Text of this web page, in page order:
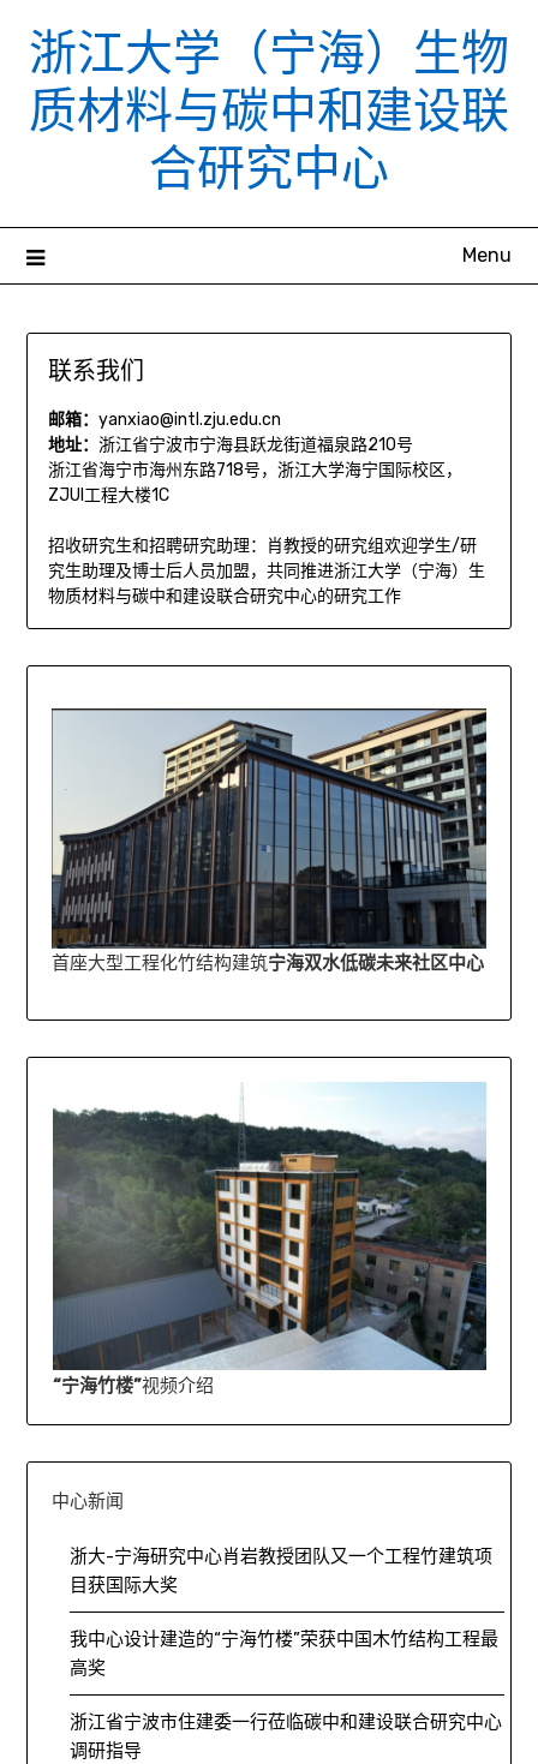
content
浙江大学（宁海）生物
质材料与碳中和建设联
合研究中心
Menu
联系我们
邮箱： yanxiao@intl.zju.edu.cn
地址： 浙江省宁波市宁海县跃龙街道福泉路210号
浙江省海宁市海州东路718号，浙江大学海宁国际校区，
ZJUI工程大楼1C
招收研究生和招聘研究助理：肖教授的研究组欢迎学生/研
究生助理及博士后人员加盟，共同推进浙江大学（宁海）生
物质材料与碳中和建设联合研究中心的研究工作
首座大型工程化竹结构建筑宁海双水低碳未来社区中心
“宁海竹楼”视频介绍
中心新闻
浙大-宁海研究中心肖岩教授团队又一个工程竹建筑项
目获国际大奖
我中心设计建造的“宁海竹楼”荣获中国木竹结构工程最
高奖
浙江省宁波市住建委一行莅临碳中和建设联合研究中心
调研指导